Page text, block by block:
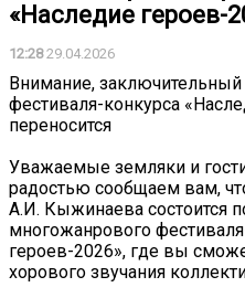
«Наследие героев-
12:2829.04.2026
Внимание,
фестиваля-конкурса
переносится
Уважаемые земляки и
радостью сообщаем вам,
А.И. Кыжинаева состоится
многожанрового
героев-2026», где вы
хорового звучания